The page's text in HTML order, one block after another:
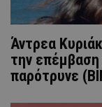
Άντρεα
την επέμβαση
παρότρυνε